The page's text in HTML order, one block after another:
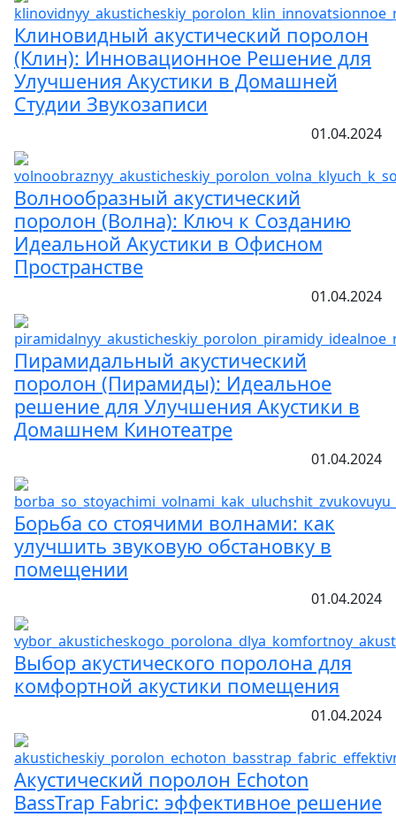
Клиновидный акустический поролон
(Клин): Инновационное Решение для
Улучшения Акустики в Домашней
Студии Звукозаписи
01.04.2024
Волнообразный акустический
поролон (Волна): Ключ к Созданию
Идеальной Акустики в Офисном
Пространстве
01.04.2024
Пирамидальный акустический
поролон (Пирамиды): Идеальное
решение для Улучшения Акустики в
Домашнем Кинотеатре
01.04.2024
Борьба со стоячими волнами: как
улучшить звуковую обстановку в
помещении
01.04.2024
Выбор акустического поролона для
комфортной акустики помещения
01.04.2024
Акустический поролон Echoton
BassTrap Fabric: эффективное решение